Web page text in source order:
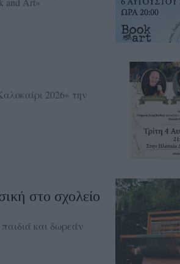
2026» την
στο σχολείο
και δωρεάν